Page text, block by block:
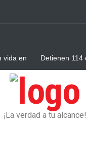
vida en
Detienen 114
irregular en
de
Pedro
¡La verdad a tu alcance!